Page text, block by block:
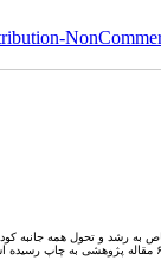
رشد و تحول همه جانبه